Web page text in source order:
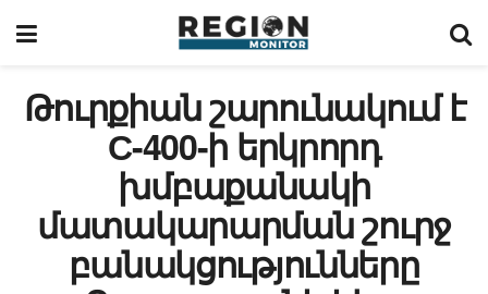
Թուրքիան շարունակում է
С-400-ի երկրորդ
խմբաքանակի
մատակարարման շուրջ
բանակցությունները